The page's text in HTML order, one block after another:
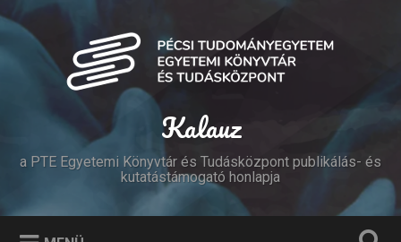
Tovább
tartalomhoz
Keresés
Kalauz
a PTE Egyetemi Könyvtár és Tudásközpont publikálás- és
kutatástámogató honlapja